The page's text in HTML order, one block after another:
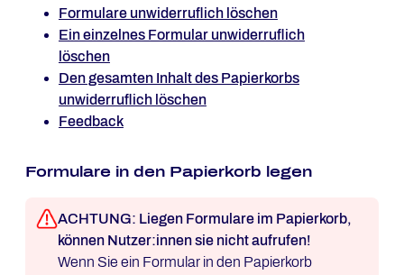
Formulare unwiderruflich löschen
Ein einzelnes Formular unwiderruflich
löschen
Den gesamten Inhalt des Papierkorbs
unwiderruflich löschen
Feedback
Formulare in den Papierkorb legen
ACHTUNG: Liegen Formulare im Papierkorb,
können Nutzer:innen sie nicht aufrufen!
Wenn Sie ein Formular in den Papierkorb